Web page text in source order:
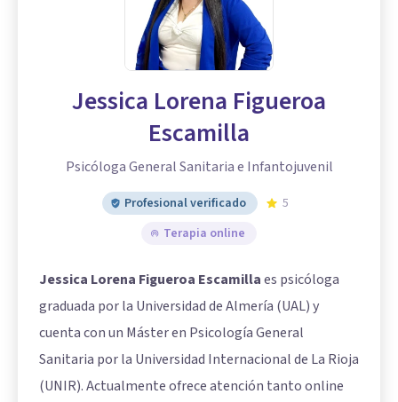
Jessica Lorena Figueroa
Escamilla
Psicóloga General Sanitaria e Infantojuvenil
Profesional verificado
5
Terapia online
Jessica Lorena Figueroa Escamillaes psicóloga
graduada por la Universidad de Almería (UAL) y
cuenta con un Máster en Psicología General
Sanitaria por la Universidad Internacional de La Rioja
(UNIR). Actualmente ofrece atención tanto online